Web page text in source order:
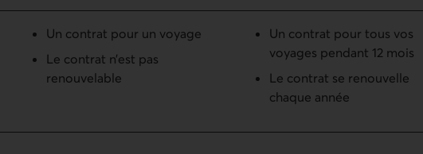
Un contrat pour un voyage
Le contrat n’est pas
renouvelable
Un contrat pour tous vos
voyages pendant 12 mois
Le contrat se renouvelle
chaque année